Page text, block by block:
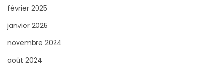
:février 2025
janvier 2025
novembre 2024
août 2024